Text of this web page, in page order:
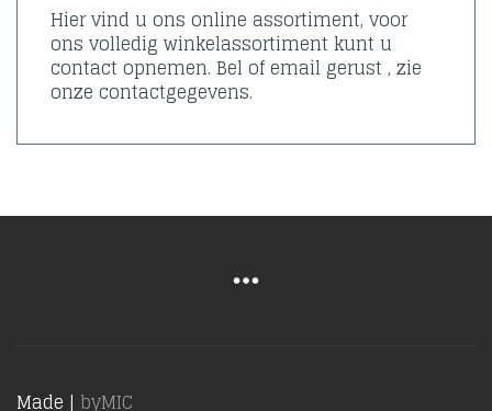
Hier vind u ons online assortiment, voor
ons volledig winkelassortiment kunt u
contact opnemen. Bel of email gerust , zie
onze contactgegevens.
Made | byMIC